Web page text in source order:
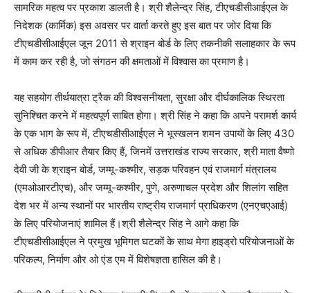
सामरिक महत्व पर प्रकाश डालती है। श्री शैलेन्द्र सिंह, टीएचडीसीआईएल के
निदेशक (कार्मिक) इस अवसर पर वार्ता करते हुए इस बात पर जोर दिया कि
टीएचडीसीआईएल जून 2011 से श्राइन बोर्ड के लिए तकनीकी सलाहकार के रूप
में काम कर रही है, जो संगठन की क्षमताओं में विश्वास का प्रमाण है।
यह सहयोग तीर्थयात्रा ट्रैक की विश्वसनीयता, सुरक्षा और दीर्घकालिक स्थिरता
सुनिश्चित करने में महत्वपूर्ण साबित होगा। श्री सिंह ने कहा कि अपने परामर्श कार्य
के एक भाग के रूप में, टीएचडीसीआईएल ने भूस्खलन शमन उपायों के लिए 430
से अधिक डीपीआर तैयार किए हैं, जिनमें उत्तराखंड राज्य सरकार, श्री माता वैष्णो
देवी जी के श्राइन बोर्ड, जम्मू-कश्मीर, सड़क परिवहन एवं राजमार्ग मंत्रालय
(एमओआरटीएच), और जम्मू-कश्मीर, पुणे, अरुणाचल प्रदेश और शिलांग सहित
देश भर में अन्य स्थानों पर भारतीय राष्ट्रीय राजमार्ग प्राधिकरण (एनएचएआई)
के लिए परियोजनाएं शामिल हैं।श्री शैलेन्द्र सिंह ने आगे कहा कि
टीएचडीसीआईएल ने प्रमुख भूमिगत घटकों के साथ मेगा हाइड्रो परियोजनाओं के
परिकल्प, निर्माण और ओ एंड एम में विशेषज्ञता हासिल की है।